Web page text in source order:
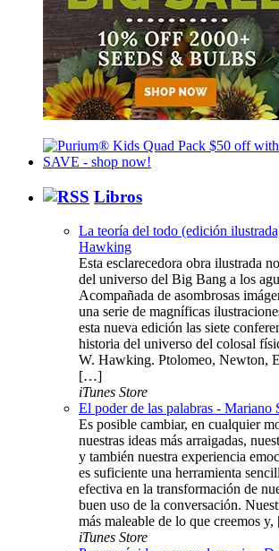
Libros
La teoría del todo (edición
Hawking
Esta esclarecedora obra ilustrada
del universo del Big Bang a los
Acompañada de asombrosas
una serie de magníficas
esta nueva edición las siete
historia del universo del colosal
W. Hawking. Ptolomeo, Newton,
[…]
iTunes Store
El poder de las palabras - Mariano
Es posible cambiar, en cualquier
nuestras ideas más arraigadas,
y también nuestra experiencia
es suficiente una herramienta
efectiva en la transformación de
buen uso de la conversación.
más maleable de lo que creemos
iTunes Store